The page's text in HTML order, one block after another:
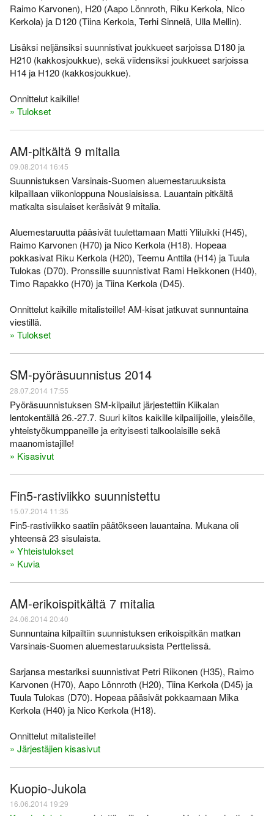
Raimo Karvonen), H20 (Aapo Lönnroth, Riku Kerkola, Nico
Kerkola) ja D120 (Tiina Kerkola, Terhi Sinnelä, Ulla Mellin).
Lisäksi neljänsiksi suunnistivat joukkueet sarjoissa D180 ja
H210 (kakkosjoukkue), sekä viidensiksi joukkueet sarjoissa
H14 ja H120 (kakkosjoukkue).
Onnittelut kaikille!
» Tulokset
AM-pitkältä 9 mitalia
09.08.2014 16:45
Suunnistuksen Varsinais-Suomen aluemestaruuksista
kilpaillaan viikonloppuna Nousiaisissa. Lauantain pitkältä
matkalta sisulaiset keräsivät 9 mitalia.
Aluemestaruutta pääsivät tuulettamaan Matti Yliluikki (H45),
Raimo Karvonen (H70) ja Nico Kerkola (H18). Hopeaa
pokkasivat Riku Kerkola (H20), Teemu Anttila (H14) ja Tuula
Tulokas (D70). Pronssille suunnistivat Rami Heikkonen (H40),
Timo Rapakko (H70) ja Tiina Kerkola (D45).
Onnittelut kaikille mitalisteille! AM-kisat jatkuvat sunnuntaina
viestillä.
» Tulokset
SM-pyöräsuunnistus 2014
28.07.2014 17:55
Pyöräsuunnistuksen SM-kilpailut järjestettiin Kiikalan
lentokentällä 26.-27.7. Suuri kiitos kaikille kilpailijoille, yleisölle,
yhteistyökumppaneille ja erityisesti talkoolaisille sekä
maanomistajille!
» Kisasivut
Fin5-rastiviikko suunnistettu
15.07.2014 11:35
Fin5-rastiviikko saatiin päätökseen lauantaina. Mukana oli
yhteensä 23 sisulaista.
» Yhteistulokset
» Kuvia
AM-erikoispitkältä 7 mitalia
24.06.2014 20:40
Sunnuntaina kilpailtiin suunnistuksen erikoispitkän matkan
Varsinais-Suomen aluemestaruuksista Perttelissä.
Sarjansa mestariksi suunnistivat Petri Riikonen (H35), Raimo
Karvonen (H70), Aapo Lönnroth (H20), Tiina Kerkola (D45) ja
Tuula Tulokas (D70). Hopeaa pääsivät pokkaamaan Mika
Kerkola (H40) ja Nico Kerkola (H18).
Onnittelut mitalisteille!
» Järjestäjien kisasivut
Kuopio-Jukola
16.06.2014 19:29